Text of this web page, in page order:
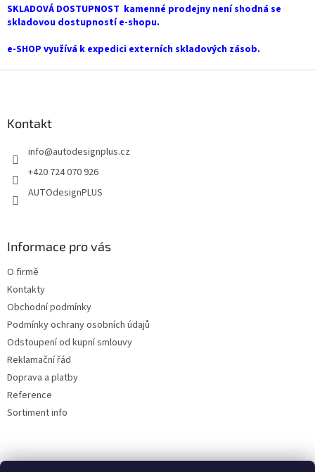
v
k
v
SKLADOVÁ DOSTUPNOST kamenné prodejny není shodná se
skladovou dostupností e-shopu.
e-SHOP využívá k expedici externích skladových zásob.
Kontakt
info@autodesignplus.cz
+420 724 070 926
AUTOdesignPLUS
Informace pro vás
O firmě
Kontakty
Obchodní podmínky
Podmínky ochrany osobních údajů
Odstoupení od kupní smlouvy
Reklamační řád
Doprava a platby
Reference
Sortiment info